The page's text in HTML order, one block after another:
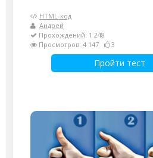
HTML-код
Андрей
Прохождений: 1 248
Просмотров: 4 147
3
Пройти тест